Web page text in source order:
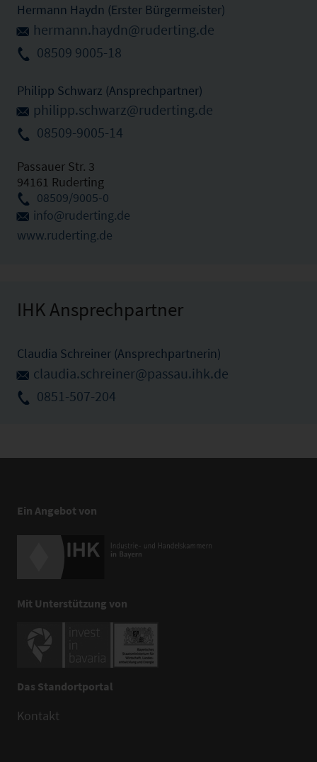
Hermann Haydn (Erster Bürgermeister)
hermann.haydn@ruderting.de
08509 9005-18
Philipp Schwarz (Ansprechpartner)
philipp.schwarz@ruderting.de
08509-9005-14
Passauer Str. 3
94161 Ruderting
08509/9005-0
info@ruderting.de
www.ruderting.de
IHK Ansprechpartner
Claudia Schreiner (Ansprechpartnerin)
claudia.schreiner@passau.ihk.de
0851-507-204
Ein Angebot von
Mit Unterstützung von
Das Standortportal
Kontakt